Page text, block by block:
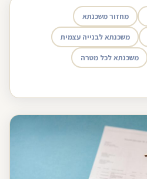
מחזור משכנתא
משכנתא לבנייה עצמית
משכנתא לכל מטרה